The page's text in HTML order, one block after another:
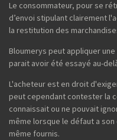
Le consommateur, pour se
d’envoi stipulant clairement
la restitution des
Bloumerys peut appliquer
parait avoir été essayé au-
L'acheteur est en droit
peut cependant contester la
connaissait ou ne pouvait
même lorsque le défaut a
même fournis.